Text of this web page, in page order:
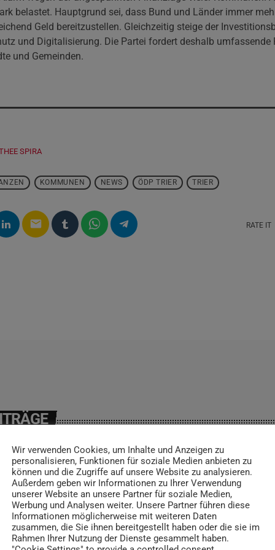
belastet. Hauptgrund sei, dass Bund und Länder immer
Geld bereitzustellen. Gleichzeitig steige der
und Digitalisierung. Die Partei fordert deshalb umfassende
und Gemeinden.
SPIRA
KOMMUNEN NEWS ÖDP TRIER TRIER
email RATE IT
insert_link
Wir verwenden Cookies, um Inhalte und Anzeigen zu
personalisieren, Funktionen für soziale Medien anbieten zu
können und die Zugriffe auf unsere Website zu analysieren.
Außerdem geben wir Informationen zu Ihrer Verwendung
unserer Website an unsere Partner für soziale Medien,
Werbung und Analysen weiter. Unsere Partner führen diese
Informationen möglicherweise mit weiteren Daten
zusammen, die Sie ihnen bereitgestellt haben oder die sie im
Rahmen Ihrer Nutzung der Dienste gesammelt haben.